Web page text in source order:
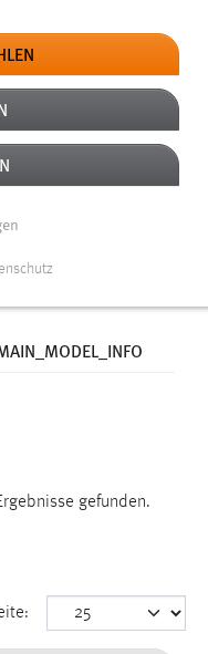
gefunden.
grundlegende
Funktion der